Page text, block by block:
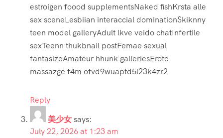
estroigen foood supplementsNaked fishKrsta alle
sex sceneLesbiian interaccial dominationSkiknny
teen model galleryAdult lkve veido chatInfertile
sexTeenn thukbnail postFemae sexual
fantasizeAmateur hhunk galleriesErotc
massazge f4m ofvd9wuaptd5l23k4zr2
Reply
美少女says:
July 22, 2026 at 1:23 am